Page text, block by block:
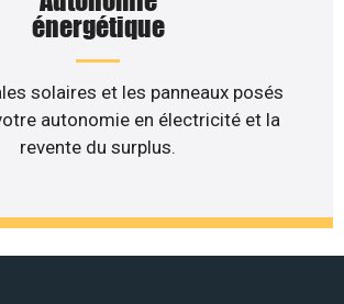
énergétique
solaires et les panneaux posés
autonomie en électricité et la
revente du surplus.